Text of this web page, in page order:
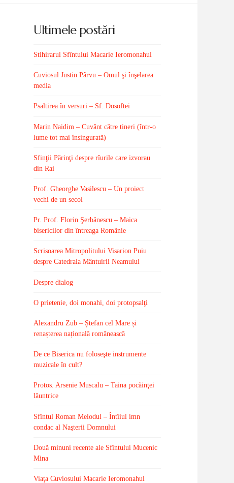
Ultimele postări
Stihirarul Sfîntului Macarie Ieromonahul
Cuviosul Justin Pârvu – Omul şi înşelarea
media
Psaltirea în versuri – Sf. Dosoftei
Marin Naidim – Cuvânt către tineri (într-o
lume tot mai însingurată)
Sfinţii Părinţi despre rîurile care izvorau
din Rai
Prof. Gheorghe Vasilescu – Un proiect
vechi de un secol
Pr. Prof. Florin Şerbănescu – Maica
bisericilor din întreaga Românie
Scrisoarea Mitropolitului Visarion Puiu
despre Catedrala Mântuirii Neamului
Despre dialog
O prietenie, doi monahi, doi protopsalţi
Alexandru Zub – Ștefan cel Mare și
renașterea națională românească
De ce Biserica nu foloseşte instrumente
muzicale în cult?
Protos. Arsenie Muscalu – Taina pocăinţei
lăuntrice
Sfîntul Roman Melodul – Întîiul imn
condac al Naşterii Domnului
Două minuni recente ale Sfîntului Mucenic
Mina
Viaţa Cuviosului Macarie Ieromonahul